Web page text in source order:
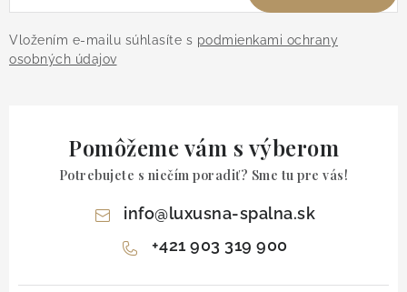
Vložením e-mailu súhlasíte s podmienkami ochrany
osobných údajov
Pomôžeme vám s výberom
Potrebujete s niečím poradiť? Sme tu pre vás!
info@luxusna-spalna.sk
+421 903 319 900